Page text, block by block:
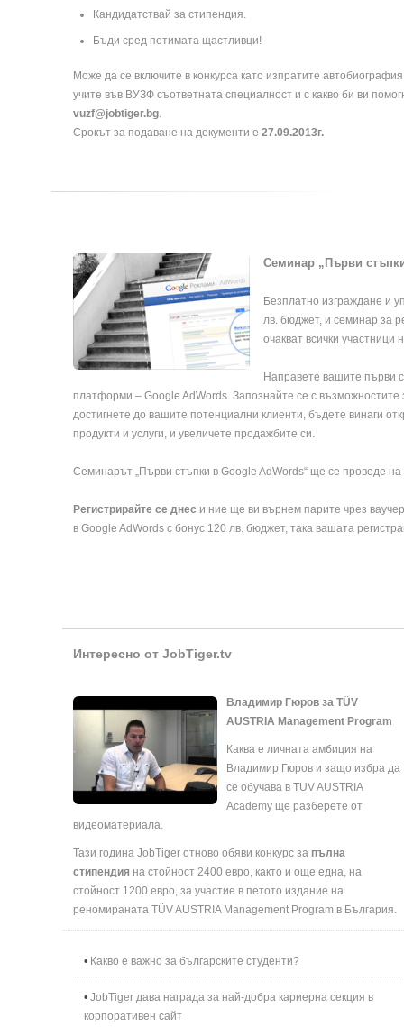
Кандидатствай за стипендия.
Бъди сред петимата щастливци!
Може да се включите в конкурса като изпратите
учите във ВУЗФ съответната специалност и с какво би ви
vuzf@jobtiger.bg.
Срокът за подаване на документи е 27.09.2013г.
Семинар „Първи
Безплатно изграждане и
лв. бюджет, и семинар за
очакват всички
Направете вашите първи
платформи – Google AdWords. Запознайте се с
достигнете до вашите потенциални клиенти, бъдете винаги
продукти и услуги, и увеличете продажбите си.
Семинарът „Първи стъпки в Google AdWords“ ще се проведе
Регистрирайте се днес и ние ще ви върнем парите чрез
в Google AdWords с бонус 120 лв. бюджет, така вашата
Интересно от JobTiger.tv
Владимир Гюров за TÜV
AUSTRIA Management Program
Каква е личната амбиция на
Владимир Гюров и защо избра да
се обучава в TUV AUSTRIA
Academy ще разберете от
видеоматериала.
Тази година JobTiger отново обяви конкурс за пълна
стипендия на стойност 2400 евро, както и още една, на
стойност 1200 евро, за участие в петото издание на
реномираната TÜV AUSTRIA Management Program в България.
• Какво е важно за българските студенти?
• JobTiger дава награда за най-добра кариерна секция в
корпоративен сайт